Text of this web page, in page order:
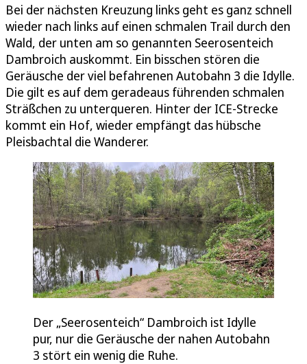
Bei der nächsten Kreuzung links geht es ganz schnell
wieder nach links auf einen schmalen Trail durch den
Wald, der unten am so genannten Seerosenteich
Dambroich auskommt. Ein bisschen stören die
Geräusche der viel befahrenen Autobahn 3 die Idylle.
Die gilt es auf dem geradeaus führenden schmalen
Sträßchen zu unterqueren. Hinter der ICE-Strecke
kommt ein Hof, wieder empfängt das hübsche
Pleisbachtal die Wanderer.
Der „Seerosenteich“ Dambroich ist Idylle
pur, nur die Geräusche der nahen Autobahn
3 stört ein wenig die Ruhe.